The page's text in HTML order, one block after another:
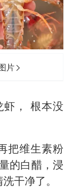
片
虾， 根本没
把维生素粉
的白醋，浸
干净了。